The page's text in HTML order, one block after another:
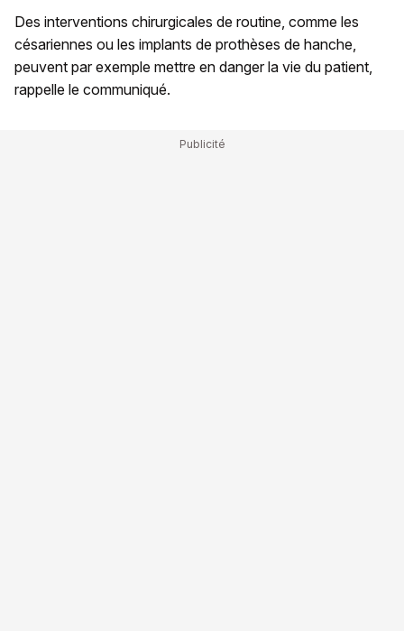
Des interventions chirurgicales de routine, comme les
césariennes ou les implants de prothèses de hanche,
peuvent par exemple mettre en danger la vie du patient,
rappelle le communiqué.